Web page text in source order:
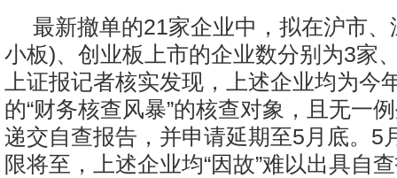
最新撤单的21家企业中，拟在沪市
小板)、创业板上市的企业数分别为3家
上证报记者核实发现，上述企业均为今
的“财务核查风暴”的核查对象，且无一
递交自查报告，并申请延期至5月底。5
限将至，上述企业均“因故”难以出具自